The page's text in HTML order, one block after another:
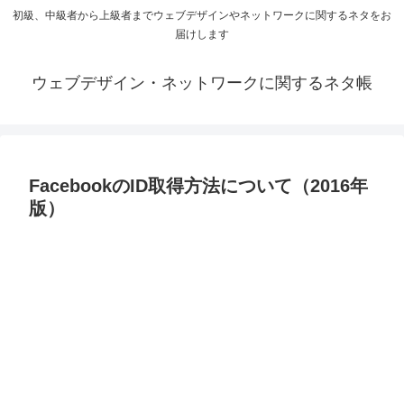
初級、中級者から上級者までウェブデザインやネットワークに関するネタをお
届けします
ウェブデザイン・ネットワークに関するネタ帳
FacebookのID取得方法について（2016年
版）